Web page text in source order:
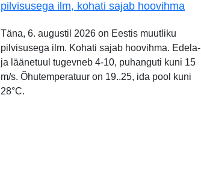
pilvisusega ilm, kohati sajab hoovihma
Täna, 6. augustil 2026 on Eestis muutliku
pilvisusega ilm. Kohati sajab hoovihma. Edela-
ja läänetuul tugevneb 4-10, puhanguti kuni 15
m/s. Õhutemperatuur on 19..25, ida pool kuni
28°C.